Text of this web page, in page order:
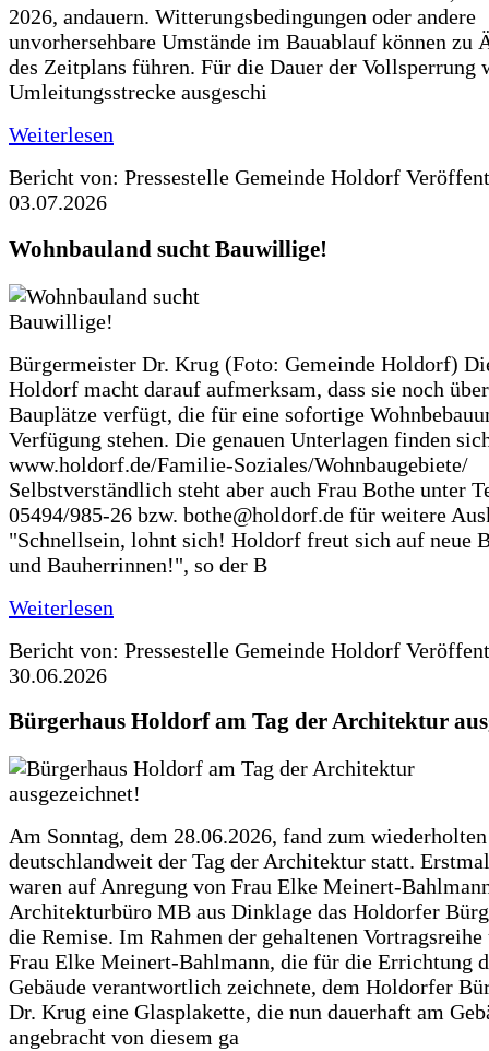
2026, andauern. Witterungsbedingungen oder andere
unvorhersehbare Umstände im Bauablauf können zu
des Zeitplans führen. Für die Dauer der Vollsperrung
Umleitungsstrecke ausgeschi
Weiterlesen
Bericht von: Pressestelle Gemeinde Holdorf
03.07.2026
Wohnbauland sucht Bauwillige!
Bürgermeister Dr. Krug (Foto: Gemeinde Holdorf)
Holdorf macht darauf aufmerksam, dass sie noch
Bauplätze verfügt, die für eine sofortige
Verfügung stehen. Die genauen Unterlagen finden
www.holdorf.de/Familie-Soziales/Wohnbaugebiete/
Selbstverständlich steht aber auch Frau Bothe unter
05494/985-26 bzw. bothe@holdorf.de für weitere
"Schnellsein, lohnt sich! Holdorf freut sich auf neue
und Bauherrinnen!", so der B
Weiterlesen
Bericht von: Pressestelle Gemeinde Holdorf
30.06.2026
Bürgerhaus Holdorf am Tag der Architektur
Am Sonntag, dem 28.06.2026, fand zum
deutschlandweit der Tag der Architektur statt.
waren auf Anregung von Frau Elke Meinert-
Architekturbüro MB aus Dinklage das Holdorfer
die Remise. Im Rahmen der gehaltenen
Frau Elke Meinert-Bahlmann, die für die Errichtung
Gebäude verantwortlich zeichnete, dem Holdorfer
Dr. Krug eine Glasplakette, die nun dauerhaft am
angebracht von diesem ga